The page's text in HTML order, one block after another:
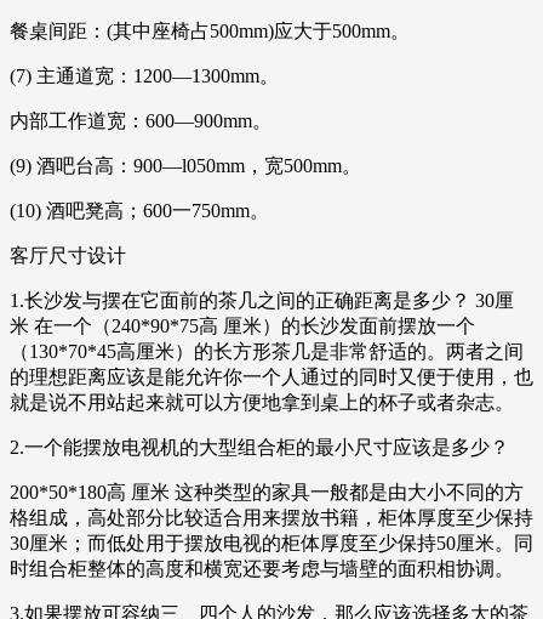
餐桌间距：(其中座椅占500mm)应大于500mm。
(7) 主通道宽：1200—1300mm。
内部工作道宽：600—900mm。
(9) 酒吧台高：900—l050mm，宽500mm。
(10) 酒吧凳高；600一750mm。
客厅尺寸设计
1.长沙发与摆在它面前的茶几之间的正确距离是多少？ 30厘
米 在一个（240*90*75高 厘米）的长沙发面前摆放一个
（130*70*45高厘米）的长方形茶几是非常舒适的。两者之间
的理想距离应该是能允许你一个人通过的同时又便于使用，也
就是说不用站起来就可以方便地拿到桌上的杯子或者杂志。
2.一个能摆放电视机的大型组合柜的最小尺寸应该是多少？
200*50*180高 厘米 这种类型的家具一般都是由大小不同的方
格组成，高处部分比较适合用来摆放书籍，柜体厚度至少保持
30厘米；而低处用于摆放电视的柜体厚度至少保持50厘米。同
时组合柜整体的高度和横宽还要考虑与墙壁的面积相协调。
3.如果摆放可容纳三、四个人的沙发，那么应该选择多大的茶